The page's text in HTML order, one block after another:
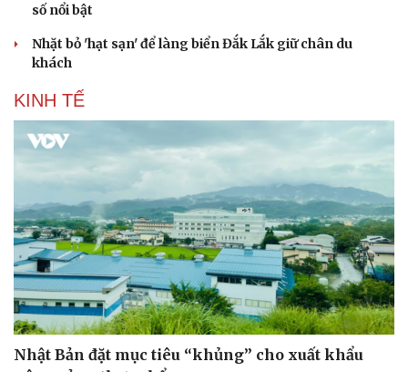
số nổi bật
Nhặt bỏ 'hạt sạn' để làng biển Đắk Lắk giữ chân du
khách
KINH TẾ
Nhật Bản đặt mục tiêu “khủng” cho xuất khẩu